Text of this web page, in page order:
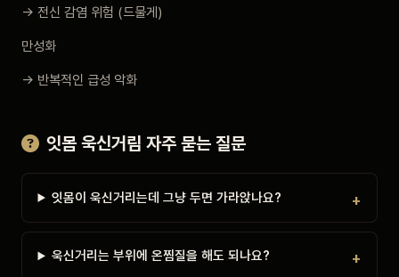
→ 전신 감염 위험 (드물게)
만성화
→ 반복적인 급성 악화
잇몸 욱신거림 자주 묻는 질문
잇몸이 욱신거리는데 그냥 두면 가라앉나요?
욱신거리는 부위에 온찜질을 해도 되나요?